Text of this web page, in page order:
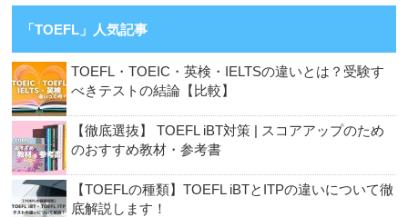
「TOEFL」人気記事
TOEFL・TOEIC・英検・IELTSの違いとは？受験す
べきテストの結論【比較】
【徹底選抜】 TOEFL iBT対策 | スコアアップのため
のおすすめ教材・参考書
【TOEFLの種類】TOEFL iBTとITPの違いについて徹
底解説します！